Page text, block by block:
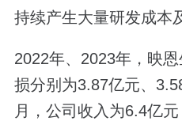
持续产生大量研发成本
2022年、2023年，映
损分别为3.87亿元、
月，公司收入为6.4亿